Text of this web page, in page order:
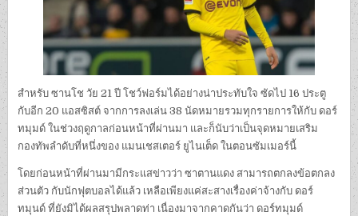
สำหรับ ซานโช วัย 21 ปี โชว์ฟอร์มได้อย่างน่าประทับใจ ซัดไป 16 ประตู
กับอีก 20 แอสซิสต์ จากการลงเล่น 38 นัดหมายรวมทุกรายการให้กับ ดอร์
ทมุมด์ ในช่วงฤดูกาลก่อนหน้าที่ผ่านมา และก็นับว่าเป็นจุดหมายเสริม
กองทัพลำดับที่หนึ่งของ แมนเชสเตอร์ ยูไนเต็ด ในตอนซัมเมอร์นี้
โดยก่อนหน้าที่ผ่านมามีกระแสข่าวว่า ซาตานแดง สามารถตกลงข้อตกลง
ส่วนตัว กับนักฟุตบอลได้แล้ว เหลือเพียงแค่สะสางเรื่องค่าจ้างกับ ดอร์
ทมุนด์ ที่ยังมิได้ผลสรุปพลาดท่า เนื่องมาจากคาดกันว่า ดอร์ทมุมด์